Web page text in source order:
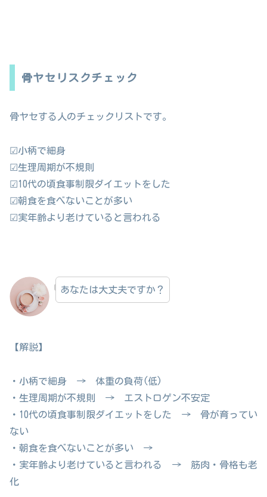
骨ヤセリスクチェック
骨ヤセする人のチェックリストです。
☑小柄で細身
☑生理周期が不規則
☑10代の頃食事制限ダイエットをした
☑朝食を食べないことが多い
☑実年齢より老けていると言われる
あなたは大丈夫ですか？
【解説】
・小柄で細身 → 体重の負荷(低)
・生理周期が不規則 → エストロゲン不安定
・10代の頃食事制限ダイエットをした → 骨が育ってい
ない
・朝食を食べないことが多い →
・実年齢より老けていると言われる → 筋肉・骨格も老
化